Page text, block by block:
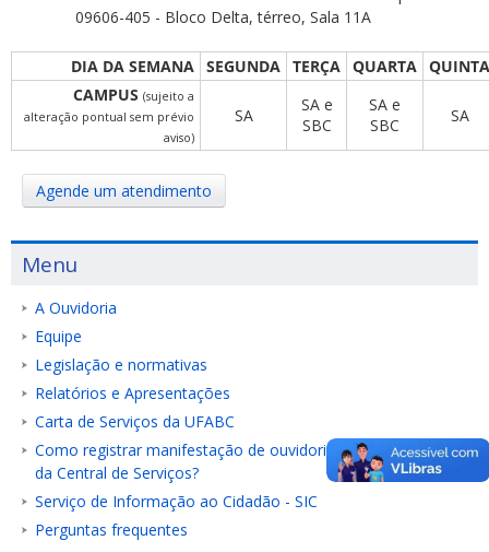
09606-405 - Bloco Delta, térreo, Sala 11A
DIA DA SEMANA SEGUNDA TERÇA QUARTA QUINTA
CAMPUS (sujeito a
alteração pontual sem prévio
aviso)
SA
SA e
SBC
SA e
SBC
SA
Agende um atendimento
Menu
A Ouvidoria
Equipe
Legislação e normativas
Relatórios e Apresentações
Carta de Serviços da UFABC
Como registrar manifestação de ouvidoria sobre um serviço
da Central de Serviços?
Serviço de Informação ao Cidadão - SIC
Perguntas frequentes